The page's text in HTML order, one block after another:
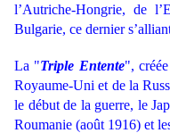
l’Autriche-Hongrie, de
Bulgarie, ce dernier
La "Triple Entente",
Royaume-Uni et de la
le début de la guerre, le
Roumanie (août 1916) et